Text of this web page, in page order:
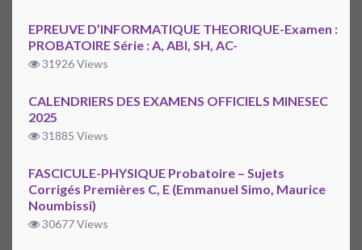
EPREUVE D’INFORMATIQUE THEORIQUE-Examen :
PROBATOIRE Série : A, ABI, SH, AC-
31926 Views
CALENDRIERS DES EXAMENS OFFICIELS MINESEC
2025
31885 Views
FASCICULE-PHYSIQUE Probatoire – Sujets
Corrigés Premières C, E (Emmanuel Simo, Maurice
Noumbissi)
30677 Views